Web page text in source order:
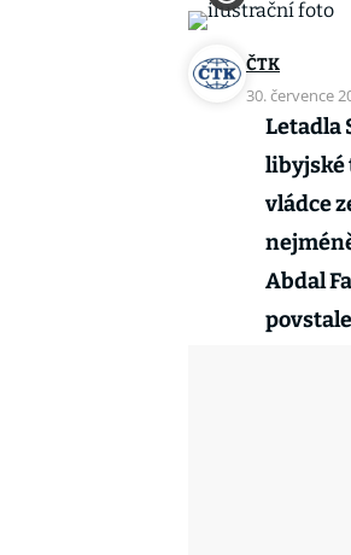
ČTK
30. července
Letadla
libyjské
vládce
Abdal